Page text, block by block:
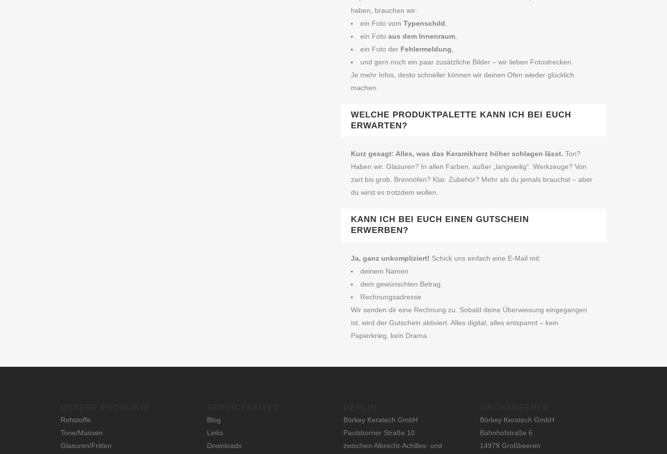
haben, brauchen wir:
ein Foto vom Typenschild
ein Foto aus dem Innenraum
ein Foto der Fehlermeldung
und gern noch ein paar zusätzliche Bilder – wir lieben Fotostrecken.
Je mehr Infos, desto schneller können wir deinen Ofen wieder glücklich
machen.
WELCHE PRODUKTPALETTE KANN ICH BEI EUCH
ERWARTEN?
Kurz gesagt: Alles, was das Keramikherz höher schlagen lässt. Ton?
Haben wir. Glasuren? In allen Farben, außer „langweilig“. Werkzeuge? Von
zart bis grob. Brennöfen? Klar. Zubehör? Mehr als du jemals brauchst – aber
du wirst es trotzdem wollen.
KANN ICH BEI EUCH EINEN GUTSCHEIN
ERWERBEN?
Ja, ganz unkompliziert! Schick uns einfach eine E‑Mail mit:
deinem Namen
dem gewünschten Betrag
Rechnungsadresse
Wir senden dir eine Rechnung zu. Sobald deine Überweisung eingegangen
ist, wird der Gutschein aktiviert. Alles digital, alles entspannt – kein
Papierkrieg, kein Drama.
Rohstoffe
Tone/Massen
Glasuren/Fritten
Blog
Links
Downloads
Börkey Keratech GmbH
Paulsborner Straße 10
zwischen Albrecht-Achilles- und
Börkey Keratech GmbH
Bahnhofstraße 6
14979 Großbeeren